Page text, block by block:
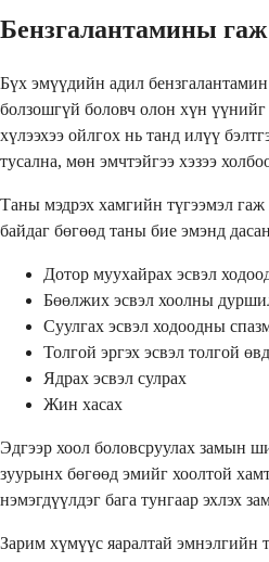
Бензгалантамины
Бүх эмүүдийн адил
болзошгүй боловч олон хүн
хүлээхээ ойлгох нь танд илүү
тусална, мөн эмчтэйгээ хэзээ
Таны мэдрэх хамгийн түгээмэл
байдаг бөгөөд таны бие эмэнд
Дотор муухайрах эсвэл
Бөөлжих эсвэл хоолны
Суулгах эсвэл ходоодны
Толгой эргэх эсвэл толгой
Ядрах эсвэл сулрах
Жин хасах
Эдгээр хоол боловсруулах замын
зуурынх бөгөөд эмийг хоолтой
нэмэгдүүлдэг бага тунгаар эхлэх
Зарим хүмүүс яаралтай эмнэлгийн